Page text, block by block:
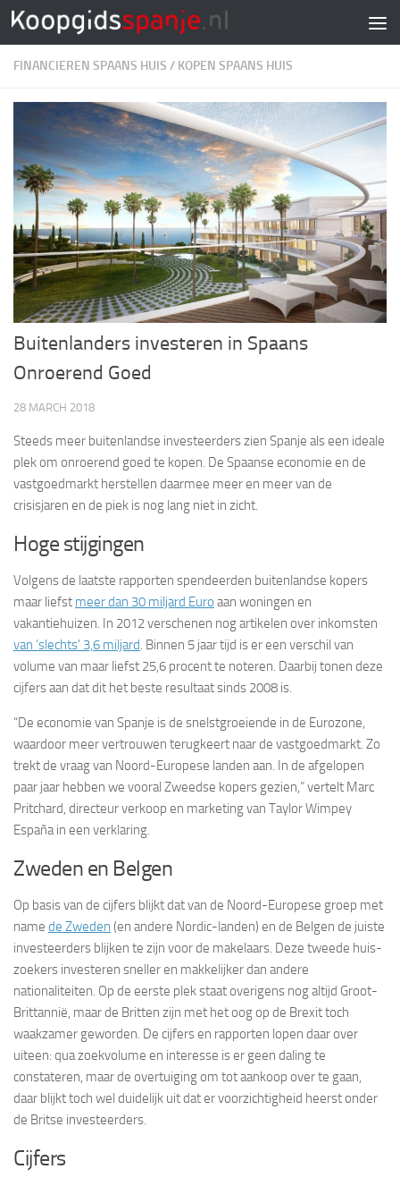
Doorgaan naar inhoud
FINANCIEREN SPAANS HUIS / KOPEN SPAANS HUIS
Buitenlanders investeren in Spaans
Onroerend Goed
28 MARCH 2018
Steeds meer buitenlandse investeerders zien Spanje als een ideale
plek om onroerend goed te kopen. De Spaanse economie en de
vastgoedmarkt herstellen daarmee meer en meer van de
crisisjaren en de piek is nog lang niet in zicht.
Hoge stijgingen
Volgens de laatste rapporten spendeerden buitenlandse kopers
maar liefst meer dan 30 miljard Euro aan woningen en
vakantiehuizen. In 2012 verschenen nog artikelen over inkomsten
van ‘slechts’ 3,6 miljard. Binnen 5 jaar tijd is er een verschil van
volume van maar liefst 25,6 procent te noteren. Daarbij tonen deze
cijfers aan dat dit het beste resultaat sinds 2008 is.
“De economie van Spanje is de snelstgroeiende in de Eurozone,
waardoor meer vertrouwen terugkeert naar de vastgoedmarkt. Zo
trekt de vraag van Noord-Europese landen aan. In de afgelopen
paar jaar hebben we vooral Zweedse kopers gezien,” vertelt Marc
Pritchard, directeur verkoop en marketing van Taylor Wimpey
España in een verklaring.
Zweden en Belgen
Op basis van de cijfers blijkt dat van de Noord-Europese groep met
name de Zweden (en andere Nordic-landen) en de Belgen de juiste
investeerders blijken te zijn voor de makelaars. Deze tweede huis-
zoekers investeren sneller en makkelijker dan andere
nationaliteiten. Op de eerste plek staat overigens nog altijd Groot-
Brittannië, maar de Britten zijn met het oog op de Brexit toch
waakzamer geworden. De cijfers en rapporten lopen daar over
uiteen: qua zoekvolume en interesse is er geen daling te
constateren, maar de overtuiging om tot aankoop over te gaan,
daar blijkt toch wel duidelijk uit dat er voorzichtigheid heerst onder
de Britse investeerders.
Cijfers